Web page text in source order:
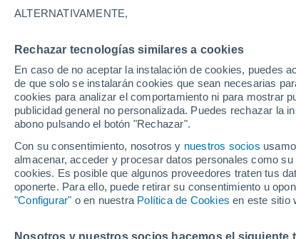
ALTERNATIVAMENTE,
Rechazar tecnologías similares a cookies
En caso de no aceptar la instalación de cookies, puedes
de que solo se instalarán cookies que sean necesarias
cookies para analizar el comportamiento ni para mostrar
publicidad general no personalizada. Puedes rechazar la
abono pulsando el botón "Rechazar".
Con su consentimiento, nosotros y nuestros socios
almacenar, acceder y procesar datos personales como
cookies. Es posible que algunos proveedores traten tus
oponerte. Para ello, puede retirar su consentimiento u
"Configurar" o en nuestra Política de Cookies en este sitio
Nosotros y nuestros socios hacemos el siguiente
La Comunidad Valenciana ha
más alta que la de la climatología
acumulada ha sido 2.3 l/m2, que
del periodo 1991-2020 (48.7 l/m2)